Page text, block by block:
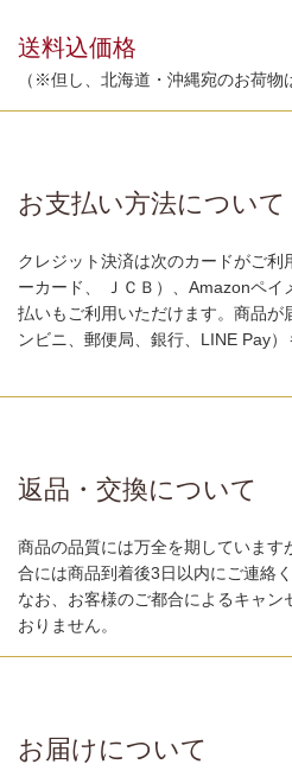
送料込価格
（※但し、北海道・沖縄宛のお荷物
お支払い方法について
クレジット決済は次のカードがご利
ーカード、 ＪＣＢ）、Amazonペイ
払いもご利用いただけます。商品が
ンビニ、郵便局、銀行、LINE Pay）
返品・交換について
商品の品質には万全を期しています
合には商品到着後3日以内にご連絡く
なお、お客様のご都合によるキャン
おりません。
お届けについて